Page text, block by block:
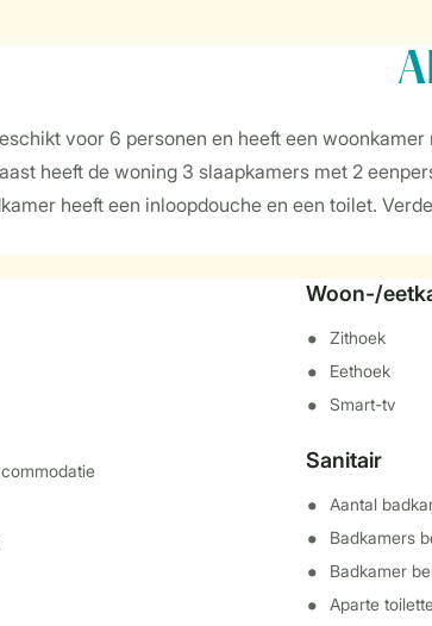
voor 6 personen en heeft een
heeft de woning 3 slaapkamers met 2
heeft een inloopdouche en een toilet.
Woon-/
Zithoek
Eethoek
Smart-tv
Sanitair
Aantal
Badkamers
Badkamer
Aparte